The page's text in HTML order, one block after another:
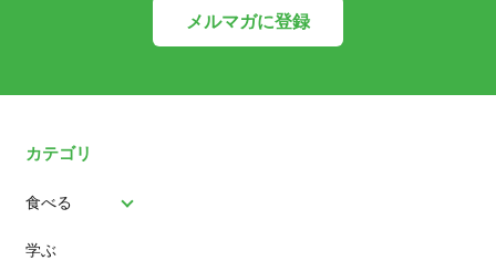
メルマガに登録
カテゴリ
食べる
パン
学ぶ